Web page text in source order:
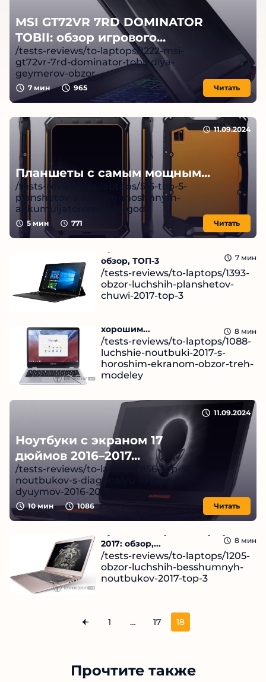
MSI GT72VR 7RD DOMINATOR
TOBII: обзор игрового...
/tests-reviews/to-laptops/1222-msi-
gt72vr-7rd-dominator-tobii-dlya-
geymerov-obzor
7 мин 965 Читать
Планшеты с самым мощным...
/tests-reviews/to-laptops/515-top-5-
planshetov-s-samym-moshhnym-
akkumuljatorom-2016-goda
11.09.2024
5 мин 771 Читать
обзор, ТОП-3
/tests-reviews/to-laptops/1393-
obzor-luchshih-planshetov-
chuwi-2017-top-3
7 мин
хорошим...
/tests-reviews/to-laptops/1088-
luchshie-noutbuki-2017-s-
horoshim-ekranom-obzor-treh-
modeley
8 мин
Ноутбуки с экраном 17
дюймов 2016–2017...
/tests-reviews/to-laptops/856-top-5-
noutbukov-s-diagonalyu-ekrana-17-
dyuymov-2016-2017
11.09.2024
10 мин 1086 Читать
2017: обзор,...
/tests-reviews/to-laptops/1205-
obzor-luchshih-besshumnyh-
noutbukov-2017-top-3
8 мин
1 … 17 18
Прочтите также